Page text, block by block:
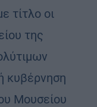
τίτλο οι
της
κυβέρνηση
Μουσείου